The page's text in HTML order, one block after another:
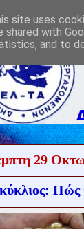
29
Πώς
site uses
shared with
and to